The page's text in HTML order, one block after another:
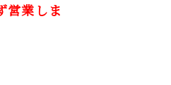
営業しま